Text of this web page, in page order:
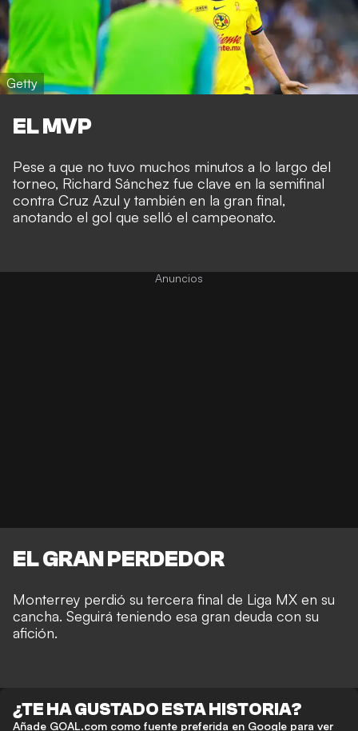
Getty
EL MVP
Pese a que no tuvo muchos minutos a lo largo del
torneo, Richard Sánchez fue clave en la semifinal
contra Cruz Azul y también en la gran final,
anotando el gol que selló el campeonato.
EL GRAN PERDEDOR
Monterrey perdió su tercera final de Liga MX en su
cancha. Seguirá teniendo esa gran deuda con su
afición.
¿TE HA GUSTADO ESTA HISTORIA?
Añade GOAL.com como fuente preferida en Google para ver